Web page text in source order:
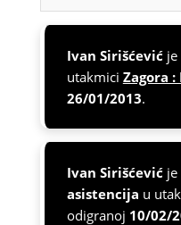
Ivan Sirišćevićje
utakmici Zagora :
26/01/2013.
Ivan Sirišćevićje
asistencija u
odigranoj 10/02/